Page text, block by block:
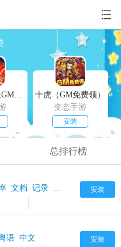
梦幻江湖（送GM特权）
十虎（GM免费领）
变态手游
安装
总排行榜
安装
文档 记录 工具 文件
安装
语 中文